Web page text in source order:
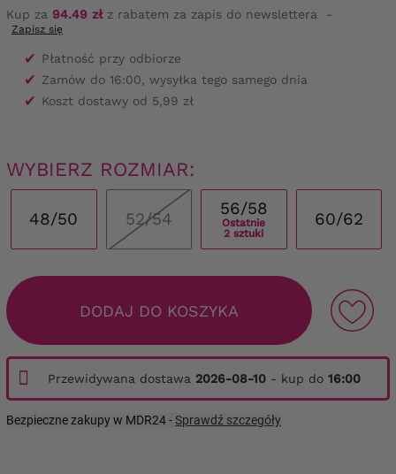
Kup za 94.49 złz rabatem za zapis do newslettera -
Zapisz się
✔ Płatność przy odbiorze
✔ Zamów do 16:00, wysyłka tego samego dnia
✔ Koszt dostawy od 5,99 zł
WYBIERZ ROZMIAR:
48/50 52/54
56/58
Ostatnie
2 sztuki
60/62
DODAJ DO KOSZYKA
Przewidywana dostawa 2026-08-10 - kup do 16:00
Bezpieczne zakupy w MDR24 -Sprawdź szczegóły